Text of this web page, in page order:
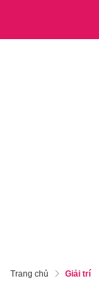
Trang chủ Giải trí